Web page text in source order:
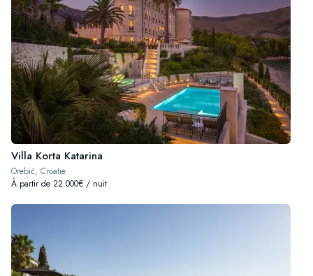
Villa Korta Katarina
Orebić, Croatie
À partir de 22.000€ / nuit